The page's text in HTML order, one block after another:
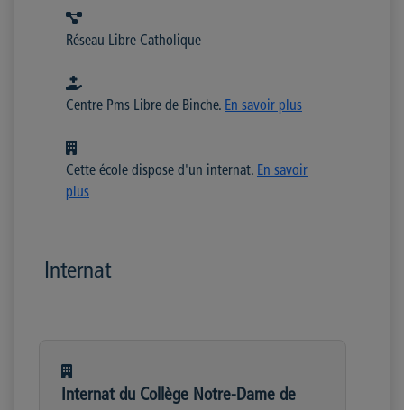
Réseau Libre Catholique
Centre Pms Libre de Binche. En savoir plus
Cette école dispose d'un internat. En savoir
plus
Internat
Internat du Collège Notre-Dame de